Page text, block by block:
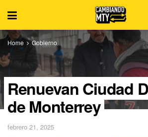
Home Gobierno
Renuevan Ciudad
de Monterrey
febrero 21, 2025